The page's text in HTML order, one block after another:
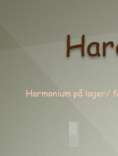
Harmonium på lager/